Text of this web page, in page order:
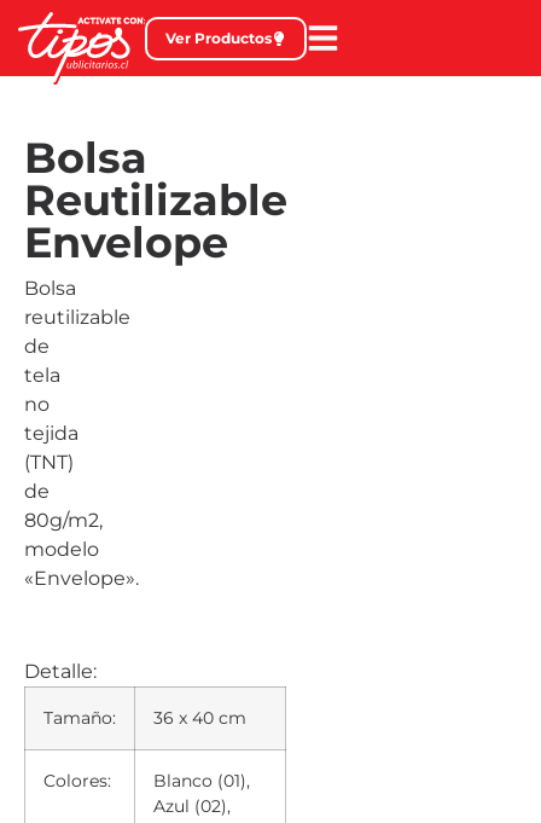
Ver Productos
Bolsa
Reutilizable
Envelope
Bolsa
reutilizable
de
tela
no
tejida
(TNT)
de
80g/m2,
modelo
«Envelope».
Detalle:
Tamaño: 36 x 40 cm
Colores:
Blanco (01),
Azul (02),